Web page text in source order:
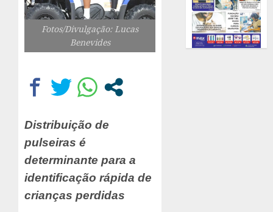
Fotos/Divulgação: Lucas
Benevides
Distribuição de
pulseiras é
determinante para a
identificação rápida de
crianças perdidas